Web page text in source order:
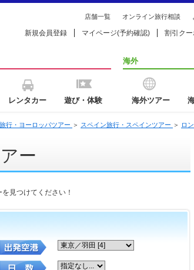
店舗一覧 オンライン旅行相談
新規会員登録 マイページ(予約確認) 割引クー
レンタカー 遊び・体験
海外
海外ツアー
行・ヨーロッパツアー ＞ スペイン旅行・スペインツアー ＞ ロ
ー
見つけてください！